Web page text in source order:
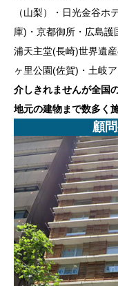
（山梨）・日光金谷
庫)・京都御所・広島
浦天主堂(長崎)世界遺
ヶ里公園(佐賀)・土岐
介しきれませんが全国
地元の建物まで数多く
顧